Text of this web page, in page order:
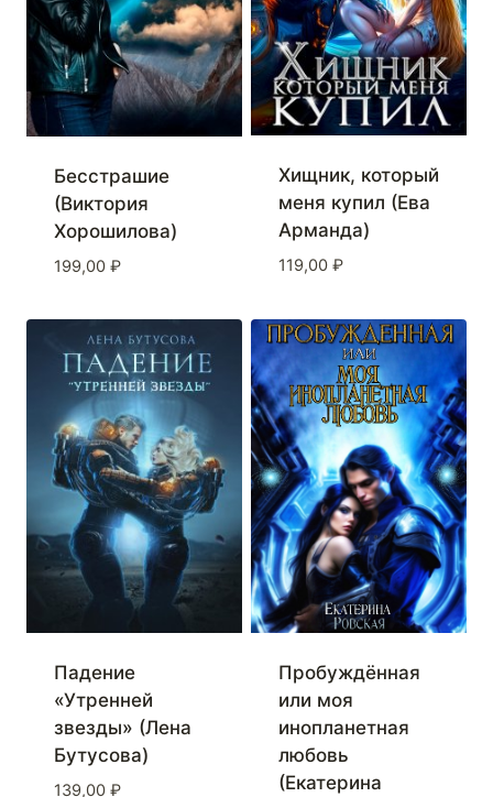
Бесстрашие
(Виктория
Хорошилова)
199,00 ₽
Хищник, который
меня купил (Ева
Арманда)
119,00 ₽
Падение
«Утренней
звезды» (Лена
Бутусова)
139,00 ₽
Пробуждённая
или моя
инопланетная
любовь
(Екатерина